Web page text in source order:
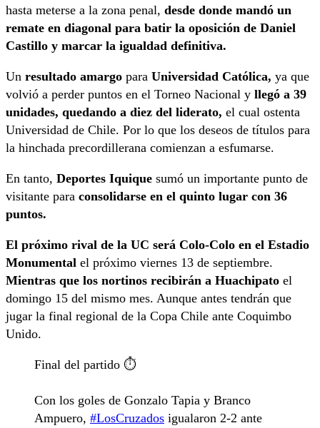
hasta meterse a la zona penal, desde donde mandó un
remate en diagonal para batir la oposición de Daniel
Castillo y marcar la igualdad definitiva.
Un resultado amargo para Universidad Católica, ya que
volvió a perder puntos en el Torneo Nacional y llegó a 39
unidades, quedando a diez del liderato, el cual ostenta
Universidad de Chile. Por lo que los deseos de títulos para
la hinchada precordillerana comienzan a esfumarse.
En tanto, Deportes Iquique sumó un importante punto de
visitante para consolidarse en el quinto lugar con 36
puntos.
El próximo rival de la UC será Colo-Colo en el Estadio
Monumental el próximo viernes 13 de septiembre.
Mientras que los nortinos recibirán a Huachipato el
domingo 15 del mismo mes. Aunque antes tendrán que
jugar la final regional de la Copa Chile ante Coquimbo
Unido.
Final del partido ⏱️
Con los goles de Gonzalo Tapia y Branco
Ampuero, #LosCruzados igualaron 2-2 ante